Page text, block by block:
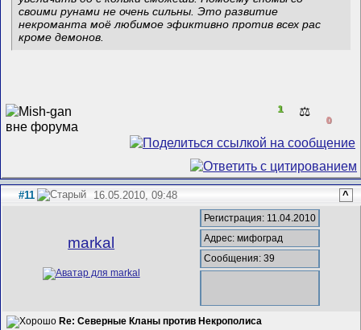
своими рунами не очень сильны. Это развитие
некроманта моё любимое эфиктивно против всех рас
кроме демонов.
1 ⚖️
0
#11 16.05.2010, 09:48 ^
markal
Регистрация: 11.04.2010
Адрес: мифоград
Сообщения: 39
Re: Северные Кланы против Некрополиса